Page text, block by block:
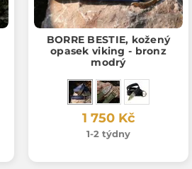
BORRE BESTIE, kožený
opasek viking - bronz
modrý
1 750 Kč
1-2 týdny